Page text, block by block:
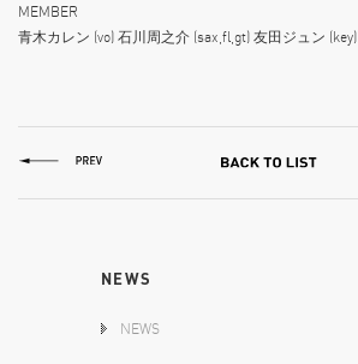
MEMBER
青木カレン (vo) 石川周之介 (sax,fl,gt) 友田ジュン (key)
NEWS
NEWS